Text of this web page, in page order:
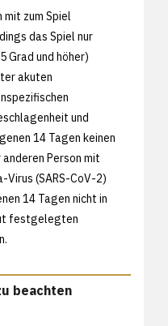
zum Spiel
das Spiel nur
Grad und höher)
akuten
und
14 Tagen keinen
Person mit
Virus (SARS-CoV-2)
14 Tagen nicht in
festgelegten
beachten